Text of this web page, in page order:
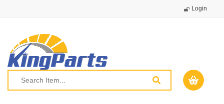
Login